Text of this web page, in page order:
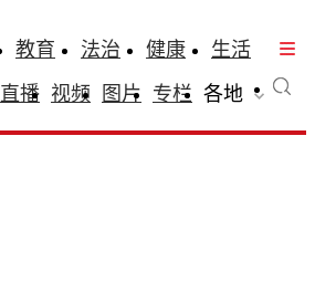
教育 法治 健康
生活
直播 视频 图片 专栏 各地